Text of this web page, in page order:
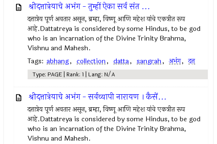
श्रीदत्तात्रेयाचे अभंग - तुम्हीं ऐका सर्व संत ...
दत्तात्रेय पूर्ण अवतार असून, ब्रम्हा, विष्णू आणि महेश यांचे एकत्रीत रूप
आहे.Dattatreya is considered by some Hindus, to be god
who is an incarnation of the Divine Trinity Brahma,
Vishnu and Mahesh.
Tags: abhang, collection, datta, sangrah, अभंग, दत्त
Type: PAGE | Rank: 1 | Lang: N/A
श्रीदत्तात्रेयाचे अभंग - सर्वव्यापी नारायण । कैसें...
दत्तात्रेय पूर्ण अवतार असून, ब्रम्हा, विष्णू आणि महेश यांचे एकत्रीत रूप
आहे.Dattatreya is considered by some Hindus, to be god
who is an incarnation of the Divine Trinity Brahma,
Vishnu and Mahesh.